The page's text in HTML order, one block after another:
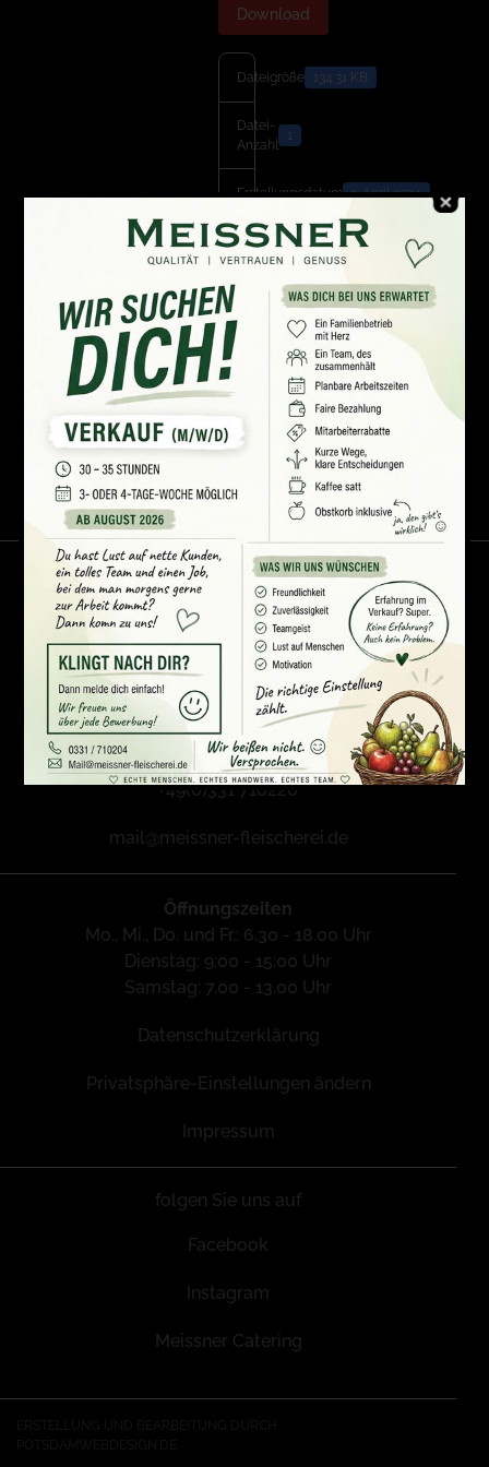
Download
Dateigröße 134.31 KB
Datei-
Anzahl
1
Erstellungsdatum 1. April 2024
Zuletzt
aktualisiert
1. April 2024
Fleischerfachgeschäft Meissner & Söhne
Karl-Liebknecht-Str. 131
14482 Potsdam
+49(0)331 710204
+49(0)331 710220
mail@meissner-fleischerei.de
Öffnungszeiten
Mo., Mi., Do. und Fr.: 6.30 - 18.00 Uhr
Dienstag: 9:00 - 15:00 Uhr
Samstag: 7.00 - 13.00 Uhr
Datenschutzerklärung
Privatsphäre-Einstellungen ändern
Impressum
folgen Sie uns auf
Facebook
Instagram
Meissner Catering